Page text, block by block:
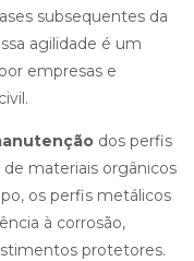
subsequentes da
agilidade é um
empresas e
dos perfis
materiais orgânicos
os perfis metálicos
à corrosão,
protetores.